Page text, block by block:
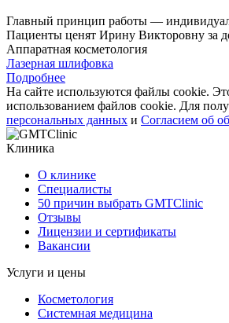
Главный принцип работы —
Пациенты ценят Ирину Викторовну за
Аппаратная косметология
Лазерная шлифовка
Подробнее
На сайте используются файлы cookie.
использованием файлов cookie. Для
персональных данных и Согласием об
Клиника
О клинике
Специалисты
50 причин выбрать GMTClinic
Отзывы
Лицензии и сертификаты
Вакансии
Услуги и цены
Косметология
Системная медицина